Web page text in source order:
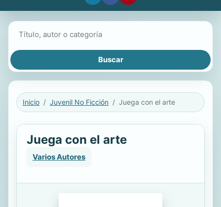
Inicio Juvenil No Ficción Juega con el arte
Juega con el arte
Varios Autores